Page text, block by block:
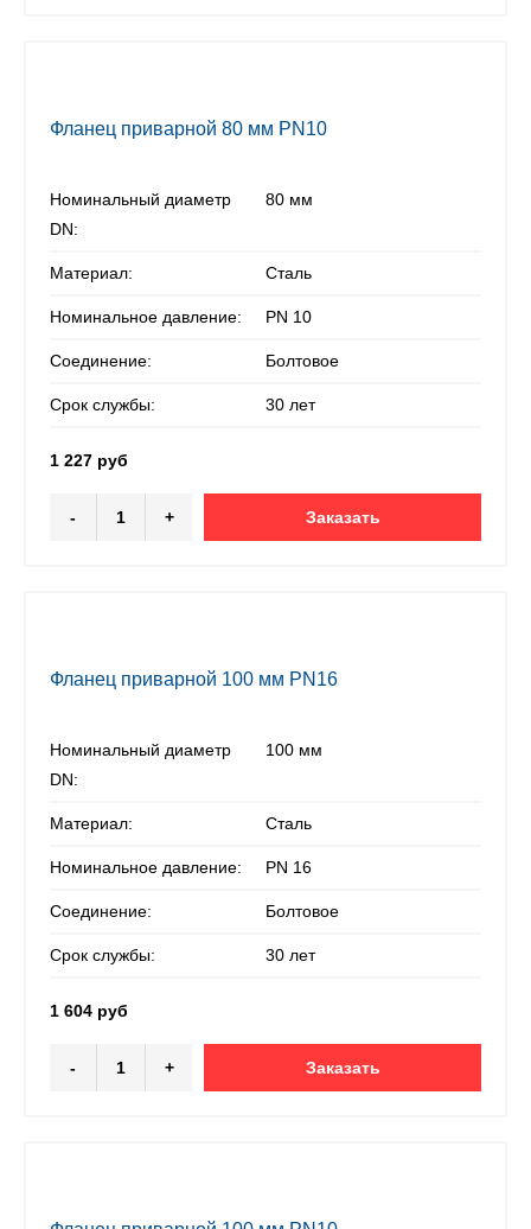
Фланец приварной 80 мм PN10
Номинальный диаметр
DN:
80 мм
Материал: Сталь
Номинальное давление: PN 10
Соединение: Болтовое
Срок службы: 30 лет
1 227 руб
- + Заказать
Фланец приварной 100 мм PN16
Номинальный диаметр
DN:
100 мм
Материал: Сталь
Номинальное давление: PN 16
Соединение: Болтовое
Срок службы: 30 лет
1 604 руб
- + Заказать